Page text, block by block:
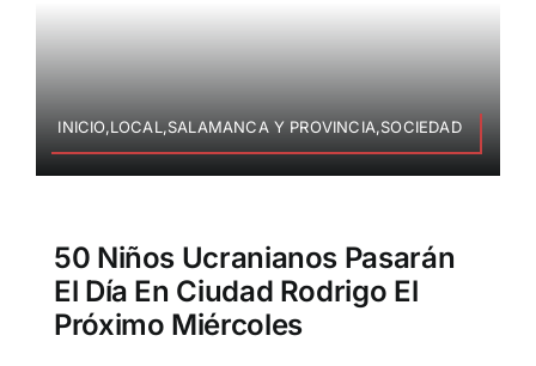
INICIO,LOCAL,SALAMANCA Y PROVINCIA,SOCIEDAD
50 Niños Ucranianos Pasarán
El Día En Ciudad Rodrigo El
Próximo Miércoles